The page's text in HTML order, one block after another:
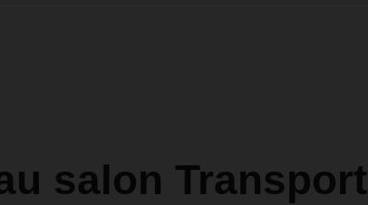
salon Transport